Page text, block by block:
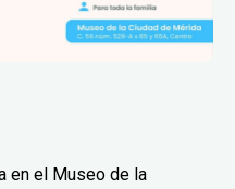
en el Museo de la